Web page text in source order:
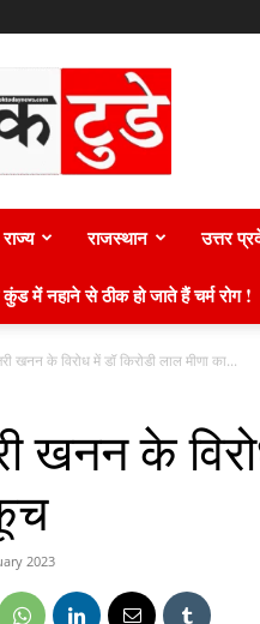
टुडे
न्यूज़
राज्य राजस्थान उत्तर
में नहाने से ठीक हो जाते हैं चर्म रोग !
खनन के विरोध में डॉ किरोडी लाल मीणा का...
खनन के
2023